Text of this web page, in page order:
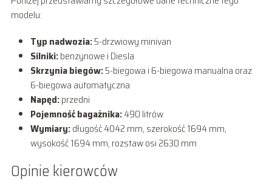
modelu:
Typ nadwozia:5-drzwiowy minivan
Silniki:benzynowe i Diesla
Skrzynia biegów:5-biegowa i 6-biegowa manualna oraz
6-biegowa automatyczna
Napęd:przedni
Pojemność bagażnika:490 litrów
Wymiary:długość 4042 mm, szerokość 1694 mm,
wysokość 1694 mm, rozstaw osi 2630 mm
Opinie kierowców